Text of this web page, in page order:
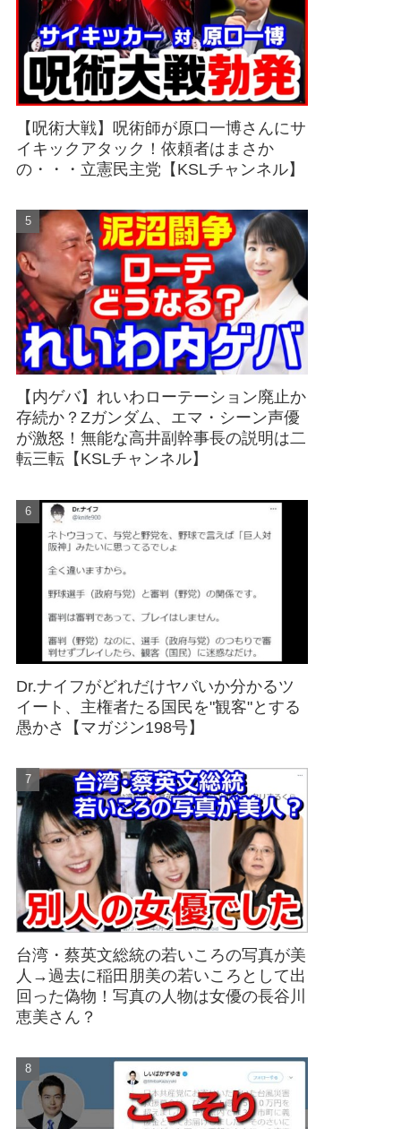
【呪術大戦】呪術師が原口一博さんにサ
イキックアタック！依頼者はまさか
の・・・立憲民主党【KSLチャンネル】
【内ゲバ】れいわローテーション廃止か
存続か？Zガンダム、エマ・シーン声優
が激怒！無能な高井副幹事長の説明は二
転三転【KSLチャンネル】
Dr.ナイフがどれだけヤバいか分かるツ
イート、主権者たる国民を"観客"とする
愚かさ【マガジン198号】
台湾・蔡英文総統の若いころの写真が美
人→過去に稲田朋美の若いころとして出
回った偽物！写真の人物は女優の長谷川
恵美さん？